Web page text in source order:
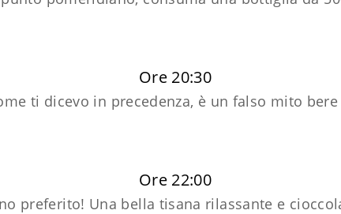
Ore 20:30
ti dicevo in precedenza, è un falso mito
Ore 22:00
preferito! Una bella tisana rilassante e